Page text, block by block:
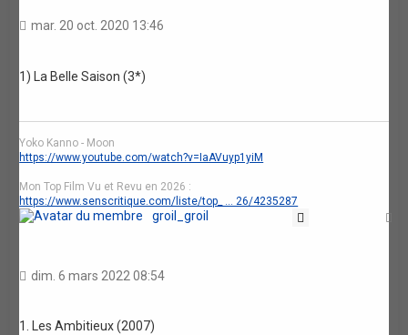
mar. 20 oct. 2020 13:46
1) La Belle Saison (3*)
Yoko Kanno - Moon
https://www.youtube.com/watch?v=IaAVuyp1yiM
Mon Top Film Vu et Revu en 2026 :
https://www.senscritique.com/liste/top_ ... 26/4235287
groil_groil
dim. 6 mars 2022 08:54
1. Les Ambitieux (2007)